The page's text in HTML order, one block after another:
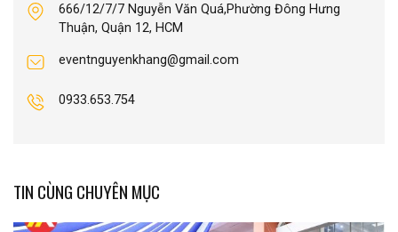
666/12/7/7 Nguyễn Văn Quá,Phường Đông Hưng
Thuận, Quận 12, HCM
eventnguyenkhang@gmail.com
0933.653.754
TIN CÙNG CHUYÊN MỤC